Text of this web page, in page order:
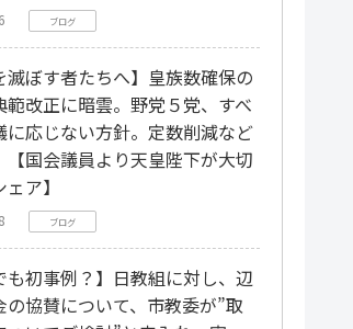
ブログ
滅ぼす者たちへ】皇族数確保の
範改正に暗雲。野党５党、すべ
に応じない方針。定数削減など
【国会議員より天皇陛下が大切
ア】
ブログ
も初事例？】日教組に対し、辺
の協賛について、市教委が”取